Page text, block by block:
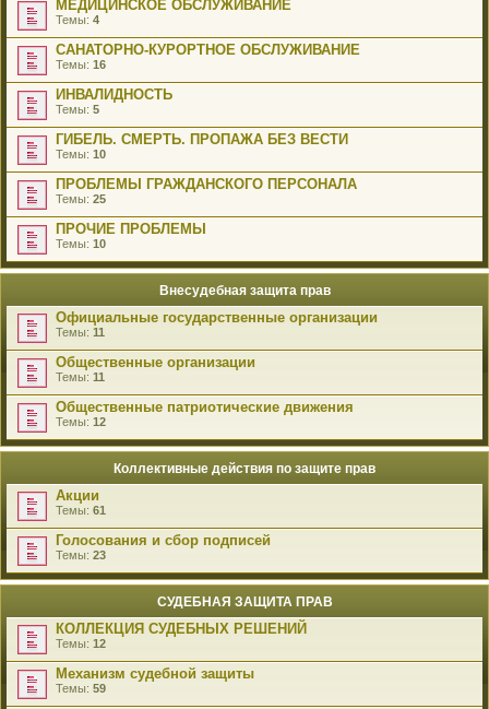
МЕДИЦИНСКОЕ ОБСЛУЖИВАНИЕ
Темы: 4
САНАТОРНО-КУРОРТНОЕ ОБСЛУЖИВАНИЕ
Темы: 16
ИНВАЛИДНОСТЬ
Темы: 5
ГИБЕЛЬ. СМЕРТЬ. ПРОПАЖА БЕЗ ВЕСТИ
Темы: 10
ПРОБЛЕМЫ ГРАЖДАНСКОГО ПЕРСОНАЛА
Темы: 25
ПРОЧИЕ ПРОБЛЕМЫ
Темы: 10
Внесудебная защита прав
Официальные государственные организации
Темы: 11
Общественные организации
Темы: 11
Общественные патриотические движения
Темы: 12
Коллективные действия по защите прав
Акции
Темы: 61
Голосования и сбор подписей
Темы: 23
СУДЕБНАЯ ЗАЩИТА ПРАВ
КОЛЛЕКЦИЯ СУДЕБНЫХ РЕШЕНИЙ
Темы: 12
Механизм судебной защиты
Темы: 59